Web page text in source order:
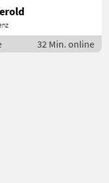
32 Min. online